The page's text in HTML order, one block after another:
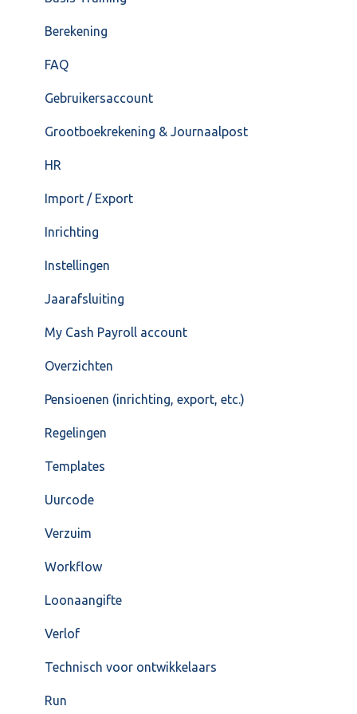
Overig
FAQ – Beëindiging CASH Lonen en overstap naar
Berekening
FAQ
Gebruikersaccount
Grootboekrekening & Journaalpost
HR
Import / Export
Inrichting
Instellingen
Jaarafsluiting
My Cash Payroll account
Overzichten
Pensioenen (inrichting, export, etc.)
Regelingen
Templates
Uurcode
Verzuim
Workflow
Loonaangifte
Verlof
Technisch voor ontwikkelaars
Run